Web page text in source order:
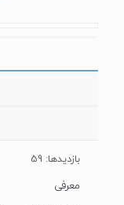
بازدیدها: 59
معرفی